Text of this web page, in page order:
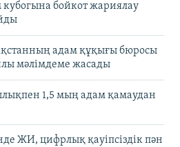
бойкот жариялау
адам құқығы бюросы
мәлімдеме жасады
1,5 мың адам қамаудан
ЖИ, цифрлық қауіпсіздік пән